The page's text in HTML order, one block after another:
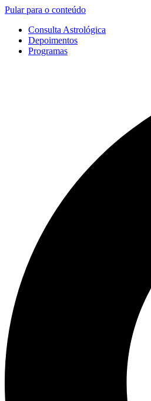
Pular para o conteúdo
Consulta Astrológica
Depoimentos
Programas